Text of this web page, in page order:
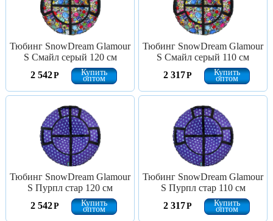
Тюбинг SnowDream Glamour
S Смайл серый 120 см
2 542Р Купить
оптом
Тюбинг SnowDream Glamour
S Смайл серый 110 см
2 317Р Купить
оптом
Тюбинг SnowDream Glamour
S Пурпл стар 120 см
2 542Р Купить
оптом
Тюбинг SnowDream Glamour
S Пурпл стар 110 см
2 317Р Купить
оптом